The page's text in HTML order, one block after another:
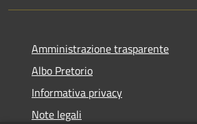
Amministrazione trasparente
Albo Pretorio
Informativa privacy
Note legali